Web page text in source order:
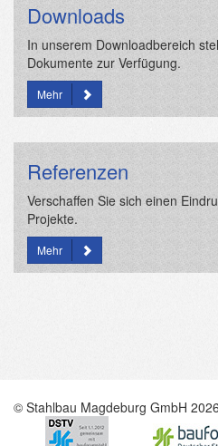
Downloads
In unserem Downloadbereich
Dokumente zur Verfügung.
Mehr
Referenzen
Verschaffen Sie sich einen
Projekte.
Mehr
© Stahlbau Magdeburg GmbH 2026